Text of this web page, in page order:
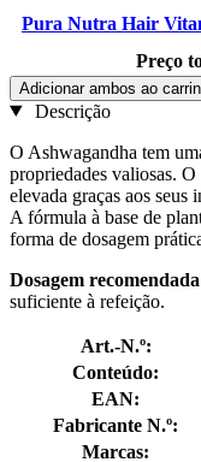
Pura Nutra Hair
Preço
Adicionar ambos ao
Descrição
O Ashwagandha tem
propriedades valiosas.
elevada graças aos seus
A fórmula à base de
forma de dosagem
Dosagem
suficiente à refeição.
Art.-N.º:
Conteúdo:
EAN:
Fabricante N.º:
Marcas: